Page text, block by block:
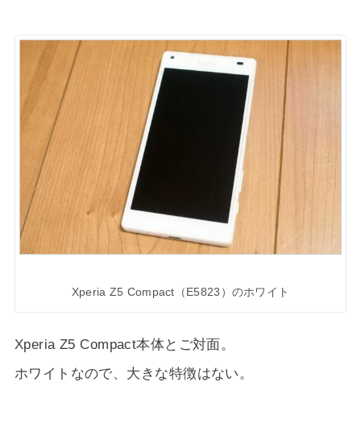
Xperia Z5 Compact（E5823）のホワイト
Xperia Z5 Compact本体とご対面。
ホワイトなので、大きな特徴はない。